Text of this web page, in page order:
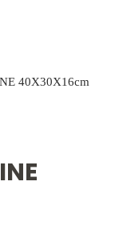
40X30X16cm